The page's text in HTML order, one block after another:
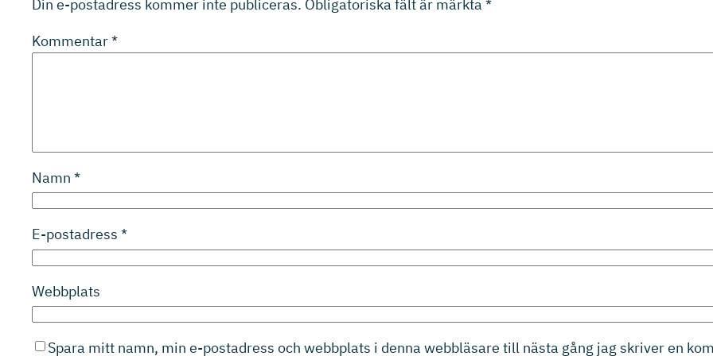
Din e-postadress kommer inte publiceras. Obligatoriska fält är märkta*
Kommentar*
Namn *
E-postadress *
Webbplats
Spara mitt namn, min e-postadress och webbplats i denna webbläsare till nästa gång jag skriver en